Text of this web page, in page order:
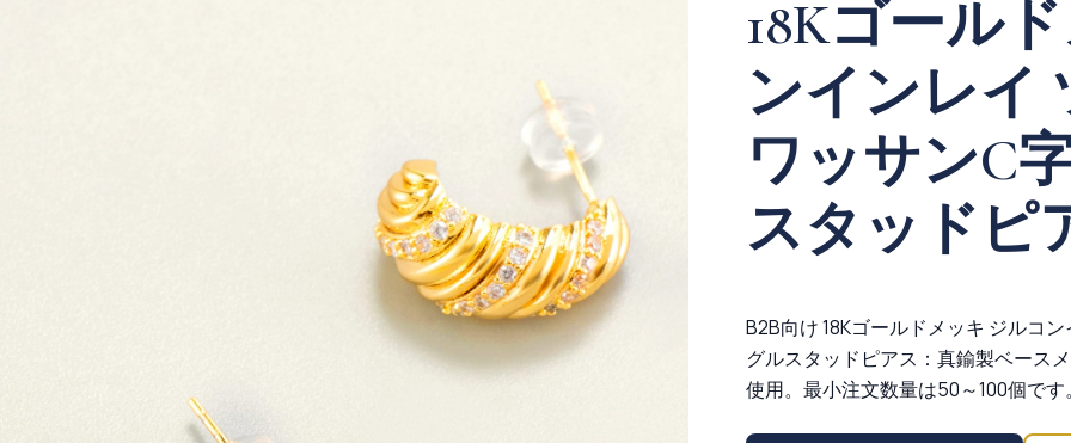
18Kゴール
ンインレイ
ワッサンC
スタッドピ
B2B向け 18Kゴールドメッキ ジルコ
グルスタッドピアス：真鍮製ベース
使用。最小注文数量は50～100個です